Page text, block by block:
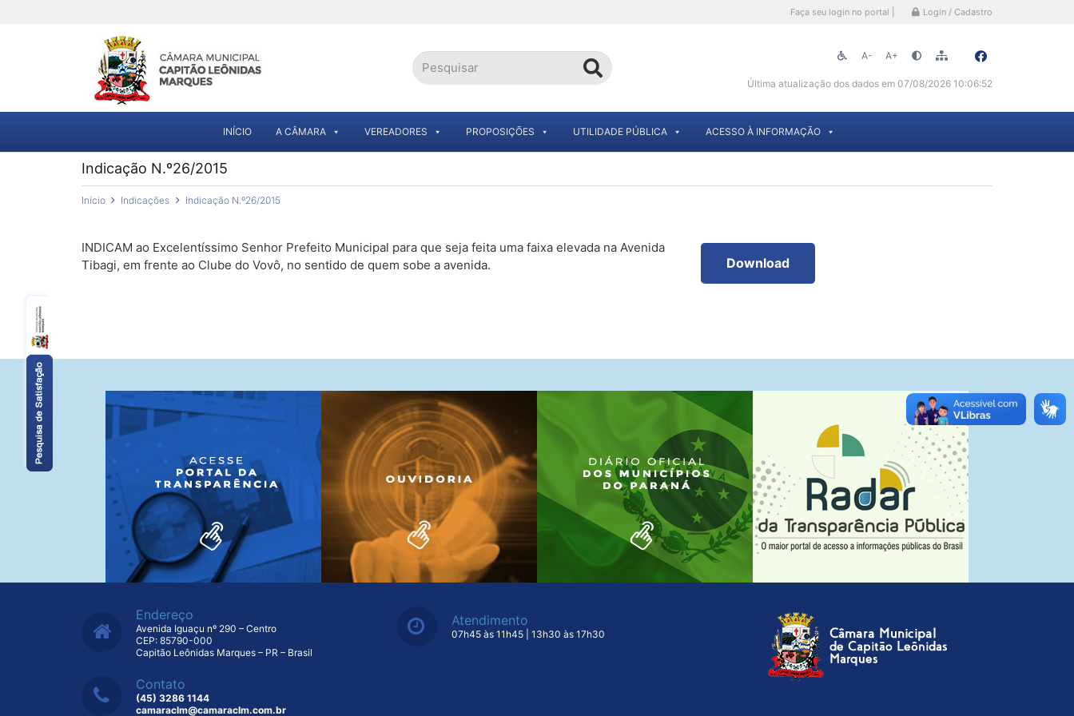
Faça seu login no portal | Login / Cadastro
A- A+
Última atualização dos dados em 07/08/2026 10:06:52
INÍCIO A CÂMARA VEREADORES PROPOSIÇÕES UTILIDADE PÚBLICA ACESSO À INFORMAÇÃO
Indicação N.º26/2015
Início Indicações Indicação N.º26/2015
INDICAM ao Excelentíssimo Senhor Prefeito Municipal para que seja feita uma faixa elevada na Avenida
Tibagi, em frente ao Clube do Vovô, no sentido de quem sobe a avenida.
Download
Endereço
Avenida Iguaçu nº 290 – Centro
CEP: 85790-000
Capitão Leônidas Marques – PR – Brasil
Contato
(45) 3286 1144
camaraclm@camaraclm.com.br
Atendimento
07h45 às 11h45 | 13h30 às 17h30